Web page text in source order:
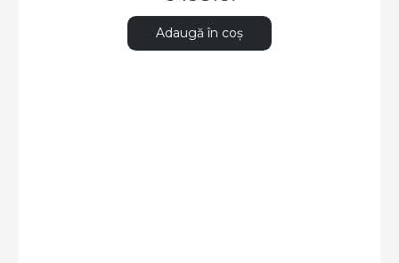
Adaugă în coș